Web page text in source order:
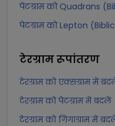
पेटग्राम को Quadrans
पेटग्राम को Lepton
टेरग्रामरूपांतरण
टेरग्राम को एक्सग्राम में
टेरग्राम को पेटग्राम में बदलें
टेरग्राम को गिगाग्राम में